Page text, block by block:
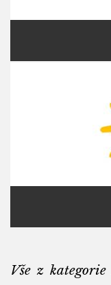
Vše z